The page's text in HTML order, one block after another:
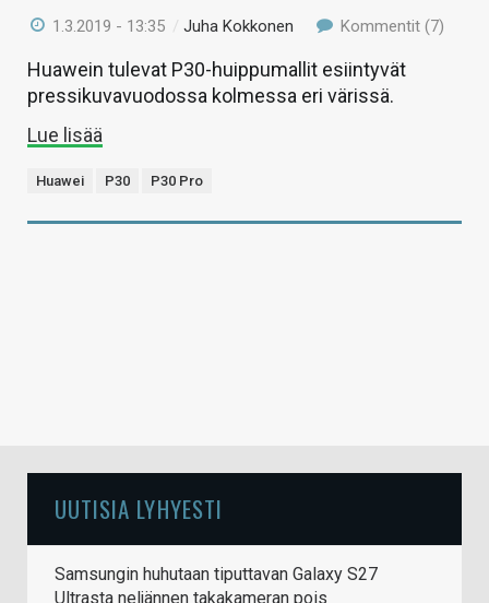
1.3.2019 - 13:35 /Juha Kokkonen Kommentit (7)
Huawein tulevat P30-huippumallit esiintyvät
pressikuvavuodossa kolmessa eri värissä.
Lue lisää
Huawei P30 P30 Pro
UUTISIA LYHYESTI
Samsungin huhutaan tiputtavan Galaxy S27
Ultrasta neljännen takakameran pois